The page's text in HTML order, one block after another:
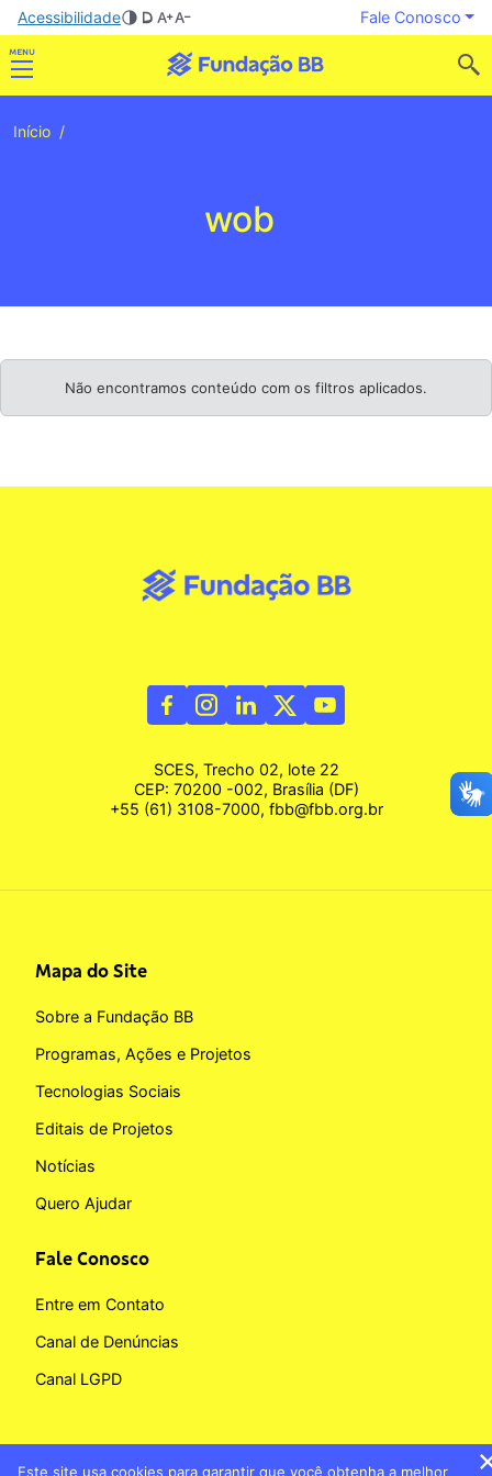
Acessibilidade Fale Conosco
Início
wob
Não encontramos conteúdo com os filtros aplicados.
SCES, Trecho 02, lote 22
CEP: 70200 -002, Brasília (DF)
+55 (61) 3108-7000, fbb@fbb.org.br
Mapa do Site
Sobre a Fundação BB
Programas, Ações e Projetos
Tecnologias Sociais
Editais de Projetos
Notícias
Quero Ajudar
Fale Conosco
Entre em Contato
Canal de Denúncias
Canal LGPD
Este site usa cookies para garantir que você obtenha a melhor